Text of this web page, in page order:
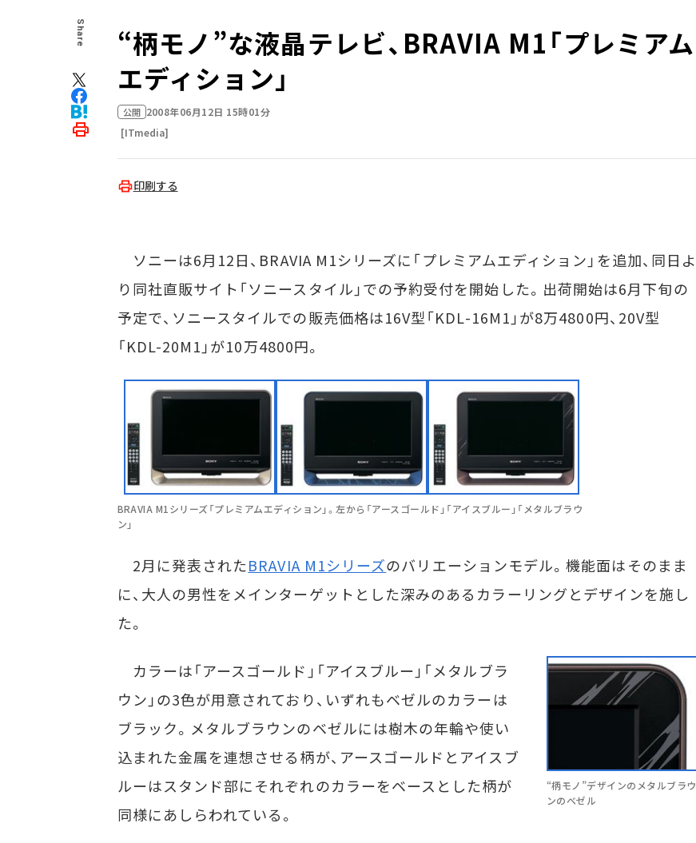
Share
“柄モノ”な液晶テレビ、BRAVIA M1「プレミアム
エディション」
公開 2008年06月12日 15時01分
[ITmedia]
印刷する
ソニーは6月12日、BRAVIA M1シリーズに「プレミアムエディション」を追加、同日よ
り同社直販サイト「ソニースタイル」での予約受付を開始した。出荷開始は6月下旬の
予定で、ソニースタイルでの販売価格は16V型「KDL-16M1」が8万4800円、20V型
「KDL-20M1」が10万4800円。
BRAVIA M1シリーズ「プレミアムエディション」。左から「アースゴールド」「アイスブルー」「メタルブラウ
ン」
2月に発表されたBRAVIA M1シリーズのバリエーションモデル。機能面はそのまま
に、大人の男性をメインターゲットとした深みのあるカラーリングとデザインを施し
た。
“柄モノ”デザインのメタルブラウ
ンのベゼル
カラーは「アースゴールド」「アイスブルー」「メタルブラ
ウン」の3色が用意されており、いずれもベゼルのカラーは
ブラック。メタルブラウンのベゼルには樹木の年輪や使い
込まれた金属を連想させる柄が、アースゴールドとアイスブ
ルーはスタンド部にそれぞれのカラーをベースとした柄が
同様にあしらわれている。